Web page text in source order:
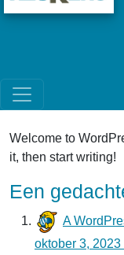
Welcome to
it, then start writing!
Een
A
oktober 3,